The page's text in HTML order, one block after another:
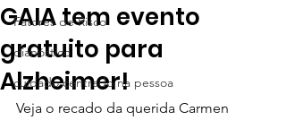
Fatores de Risco
dianóstico
cuidado centrado na pessoa
GAIA tem evento
gratuito para
Alzheimer!
Veja o recado da querida Carmen